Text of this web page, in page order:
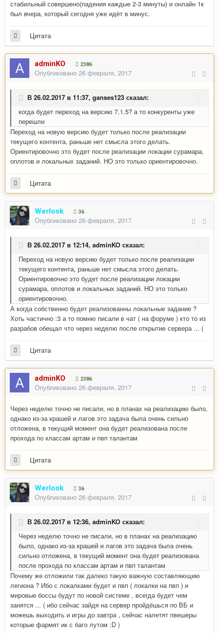
стабильный совершено(падения каждые 2-3 минуты) и онлайн 1к
был вчера, который сегодня уже идёт в минус.
Цитата
adminKO 2386
Опубликовано 26 февраля, 2017
В 26.02.2017 в 11:37, ganses123 сказал:
когда будет переход на версию 7.1.5? а то конкуренты уже
перешли
Переход на новую версию будет только после реализации
текущего контента, раньше нет смысла этого делать.
Ориентировочно это будет после реализации локации сурамара,
оплотов и локальных заданий. НО это только ориентировочно.
Цитата
Werlook 36
Опубликовано 26 февраля, 2017
В 26.02.2017 в 12:14, adminKO сказал:
Переход на новую версию будет только после реализации
текущего контента, раньше нет смысла этого делать.
Ориентировочно это будет после реализации локации
сурамара, оплотов и локальных заданий. НО это только
ориентировочно.
А когда собственно будет реализованны локальные задание ?
Хоть частично :3 а то помню писали в чат ( на форуме ) кто то из
разрабов обещал что через неделю после открытие сервера ... (
Цитата
adminKO 2386
Опубликовано 26 февраля, 2017
Через неделю точно не писали, но в планах на реализацию было,
однако из-за крашей и лагов это задача была очень сильно
отложена, в текущий момент она будет реализована после
прохода по классам артам и пвп талантам
Цитата
Werlook 36
Опубликовано 26 февраля, 2017
В 26.02.2017 в 12:36, adminKO сказал:
Через неделю точно не писали, но в планах на реализацию
было, однако из-за крашей и лагов это задача была очень
сильно отложена, в текущий момент она будет реализована
после прохода по классам артам и пвп талантам
Почему же отложили так далеко такую важную составляющию
легиона ? Ибо с локалками будет и пвп ( локалки на пвп ) и
мировые боссы будут по новой системе , всегда будет чем
занятся ... ( ибо сейчас зайдя на сервер пройдёшься по ВБ и
можешь выходить и игры до завтра , сейчас налетят пвешеры
которые фармят ик с баго лутом :D )